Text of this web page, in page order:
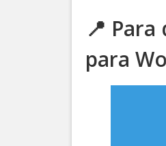
📍
para